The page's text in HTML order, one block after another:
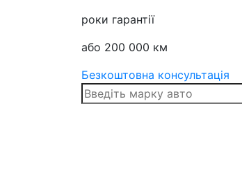
роки гарантії
або 200 000 км
Безкоштовна консультація